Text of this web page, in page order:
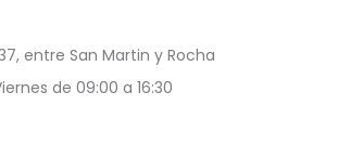
entre San Martin y Rocha
de 09:00 a 16:30